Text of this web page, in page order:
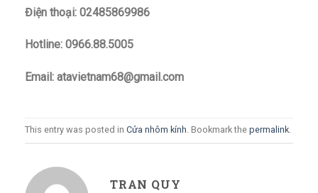
Điện thoại: 02485869986
Hotline: 0966.88.5005
Email: atavietnam68@gmail.com
This entry was posted in Cửa nhôm kính. Bookmark the permalink.
TRAN QUY